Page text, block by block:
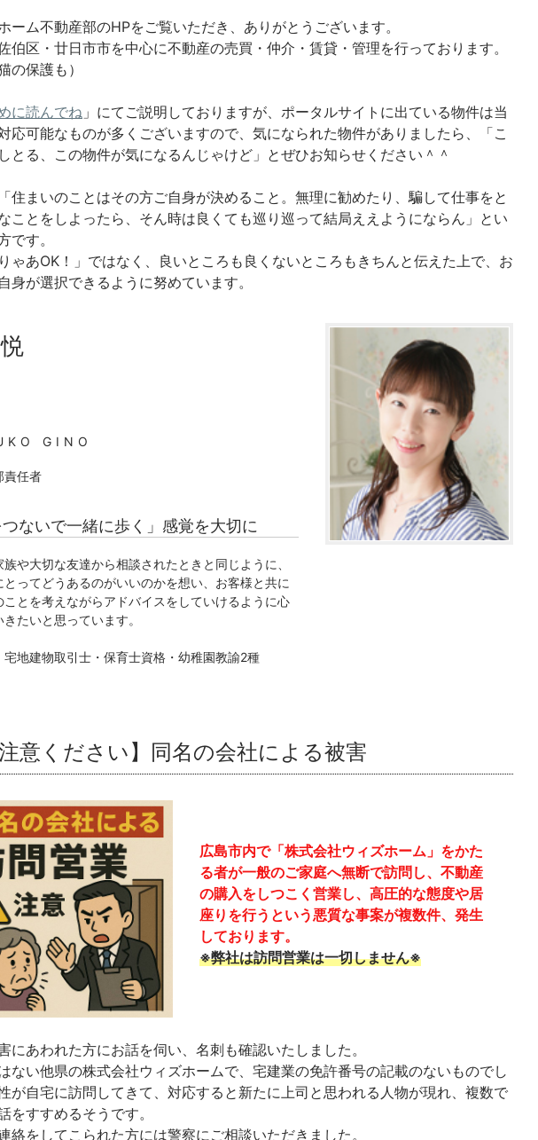
ーム不動産部のHPをご覧いただき、ありがとうございます。
伯区・廿日市市を中心に不動産の売買・仲介・賃貸・管理を行っております。
の保護も）
に読んでね 」にてご説明しておりますが、ポータルサイトに出ている物件は当
応可能なものが多くございますので、気になられた物件がありましたら、「こ
とる、この物件が気になるんじゃけど」とぜひお知らせください＾＾
住まいのことはその方ご自身が決めること。無理に勧めたり、騙して仕事をと
ことをしよったら、そん時は良くても巡り巡って結局ええようにならん」とい
です。
りゃあOK！」ではなく、良いところも良くないところもきちんと伝えた上で、お
身が選択できるように努めています。
GINO
責任者
つないで一緒に歩く」感覚を大切に
族や大切な友達から相談されたときと同じように、
とってどうあるのがいいのかを想い、お客様と共に
ことを考えながらアドバイスをしていけるように心
たいと思っています。
宅地建物取引士・保育士資格・幼稚園教諭2種
注意ください】同名の会社による被害
広島市内で「株式会社ウィズホーム」をかた
る者が一般のご家庭へ無断で訪問し、不動産
の購入をしつこく営業し、高圧的な態度や居
座りを行うという悪質な事案が複数件、発生
しております。
※弊社は訪問営業は一切しません※
にあわれた方にお話を伺い、名刺も確認いたしました。
ない他県の株式会社ウィズホームで、宅建業の免許番号の記載のないものでし
が自宅に訪問してきて、対応すると新たに上司と思われる人物が現れ、複数で
をすすめるそうです。
絡をしてこられた方には警察にご相談いただきました。